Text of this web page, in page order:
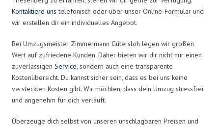
Kontaktiere uns telefonisch oder über unser Online-Formular und
wir erstellen dir ein individuelles Angebot.
Bei Umzugsmeister Zimmermann Gütersloh legen wir großen
Wert auf zufriedene Kunden. Daher bieten wir dir nicht nur einen
zuverlässigen Service, sondern auch eine transparente
Kostenübersicht. Du kannst sicher sein, dass es bei uns keine
versteckten Kosten gibt. Wir möchten, dass dein Umzug stressfrei
und angenehm für dich verläuft.
Überzeuge dich selbst von unseren unschlagbaren Preisen und